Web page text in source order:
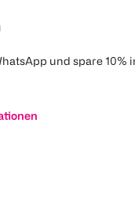
und spare 10%